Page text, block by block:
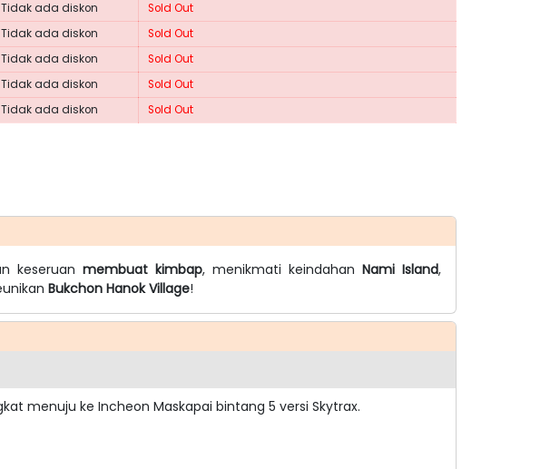
Tidak ada diskon
Sold Out
Tidak ada diskon
Sold Out
Tidak ada diskon
Sold Out
Tidak ada diskon
Sold Out
Tidak ada diskon Sold Out
keseruan membuat kimbap, menikmati keindahan Nami Island,
Bukchon Hanok Village!
menuju ke Incheon Maskapai bintang 5 versi Skytrax.